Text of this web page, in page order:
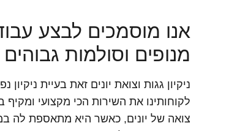
אנו מוסמכים לבצע
מנופים וסולמות גבוהים
ניקיון גגות וצואת יונים זאת בעיית
לקוחותינו את השירות הכי מקצועי
צואה של יונים, כאשר היא מתאספת לה